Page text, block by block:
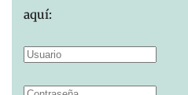
aquí: